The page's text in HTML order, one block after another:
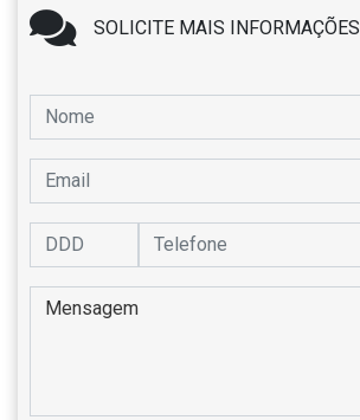
SOLICITE MAIS INFORMAÇÕES